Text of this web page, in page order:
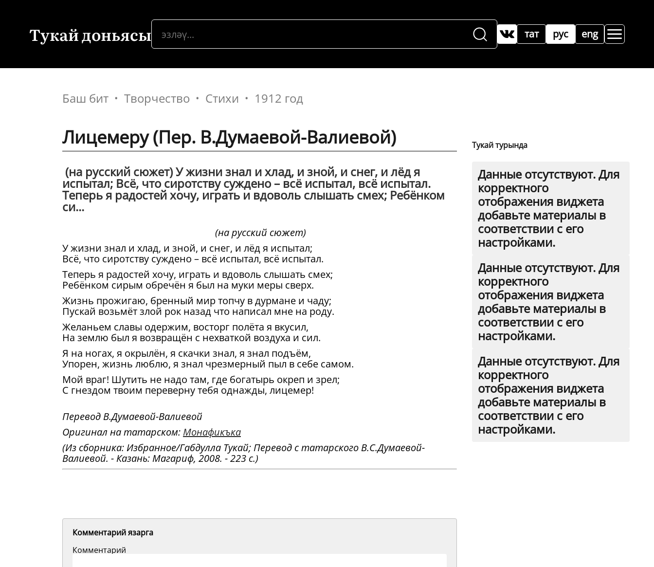
Тукай доньясы рус
тат eng
Баш бит Творчество Стихи 1912 год
Лицемеру (Пер. В.Думаевой-Валиевой)
(на русский сюжет) У жизни знал и хлад, и зной, и снег, и лёд я
испытал; Всё, что сиротству суждено – всё испытал, всё испытал.
Теперь я радостей хочу, играть и вдоволь слышать смех; Ребёнком
си...
(на русский сюжет)
У жизни знал и хлад, и зной, и снег, и лёд я испытал;
Всё, что сиротству суждено – всё испытал, всё испытал.
Теперь я радостей хочу, играть и вдоволь слышать смех;
Ребёнком сирым обречён я был на муки меры сверх.
Жизнь прожигаю, бренный мир топчу в дурмане и чаду;
Пускай возьмёт злой рок назад что написал мне на роду.
Желаньем славы одержим, восторг полёта я вкусил,
На землю был я возвращён с нехваткой воздуха и сил.
Я на ногах, я окрылён, я скачки знал, я знал подъём,
Упорен, жизнь люблю, я знал чрезмерный пыл в себе самом.
Мой враг! Шутить не надо там, где богатырь окреп и зрел;
С гнездом твоим переверну тебя однажды, лицемер!
Перевод В.Думаевой-Валиевой
Оригинал на татарском: Монафикъка
(Из сборника: Избранное/Габдулла Тукай; Перевод с татарского В.С.Думаевой-
Валиевой. - Казань: Магариф, 2008. - 223 с.)
Комментарий язарга
Комментарий
Тукай турында
Данные отсутствуют. Для
корректного
отображения виджета
добавьте материалы в
соответствии с его
настройками.
Данные отсутствуют. Для
корректного
отображения виджета
добавьте материалы в
соответствии с его
настройками.
Данные отсутствуют. Для
корректного
отображения виджета
добавьте материалы в
соответствии с его
настройками.